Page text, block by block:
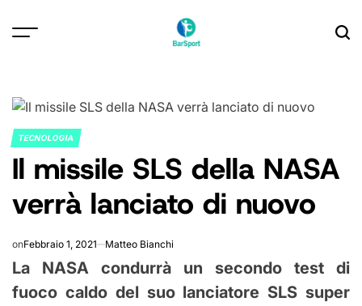
POSTED
IN
TECNOLOGIA
Il missile SLS della NASA
verrà lanciato di nuovo
onFebbraio 1, 2021 Matteo Bianchi
La NASA condurrà un secondo test di
fuoco caldo del suo lanciatore SLS super